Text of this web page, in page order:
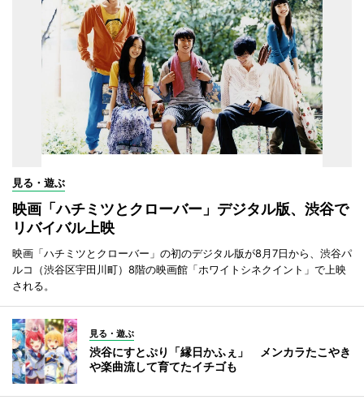
見る・遊ぶ
映画「ハチミツとクローバー」デジタル版、渋谷で
リバイバル上映
映画「ハチミツとクローバー」の初のデジタル版が8月7日から、渋谷パ
ルコ（渋谷区宇田川町）8階の映画館「ホワイトシネクイント」で上映
される。
見る・遊ぶ
渋谷にすとぷり「縁日かふぇ」 メンカラたこやき
や楽曲流して育てたイチゴも